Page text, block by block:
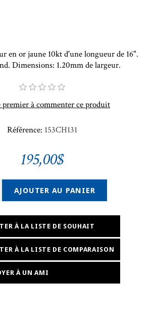
en or jaune 10kt d'une longueur de 16".
Dimensions: 1.20mm de largeur.
premier à commenter ce produit
Référence: 153CH131
195,00$